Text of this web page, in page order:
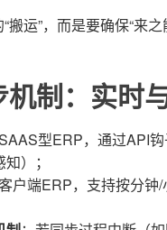
搬运”，而是要确保“
机制：实时
型ERP，通过API
）；
户端ERP，支持按分